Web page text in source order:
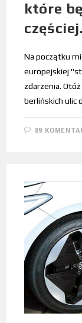
które
częściej.
Na początku
europejskiej
zdarzenia.
berlińskich ulic
89